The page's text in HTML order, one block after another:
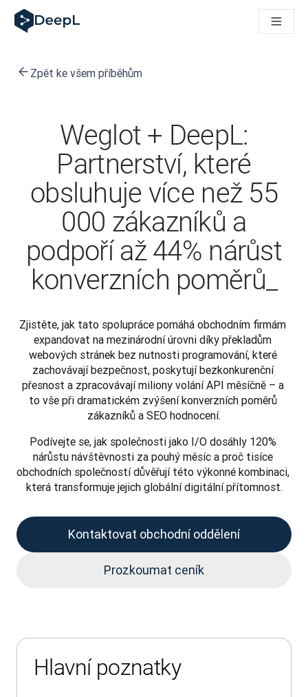
DeepL pro agenty s AI
Translation Flow pro překlad v DeepL: Nové pracovní
Seznamte se s Translation Flow: Lokalizace, která
Od kvalitního překladu po platformu pro hlasový překlad
Building an instantly accessible voice demo with DeepL
Zpět ke všem příběhům
Weglot + DeepL:
Partnerství, které
obsluhuje více než 55
000 zákazníků a
podpoří až 44% nárůst
konverzních poměrů_
Zjistěte, jak tato spolupráce pomáhá obchodním firmám
expandovat na mezinárodní úrovni díky překladům
webových stránek bez nutnosti programování, které
zachovávají bezpečnost, poskytují bezkonkurenční
přesnost a zpracovávají miliony volání API měsíčně – a
to vše při dramatickém zvýšení konverzních poměrů
zákazníků a SEO hodnocení.
Podívejte se, jak společnosti jako I/O dosáhly 120%
nárůstu návštěvnosti za pouhý měsíc a proč tisíce
obchodních společností důvěřují této výkonné kombinaci,
která transformuje jejich globální digitální přítomnost.
Kontaktovat obchodní oddělení
Prozkoumat ceník
Hlavní poznatky